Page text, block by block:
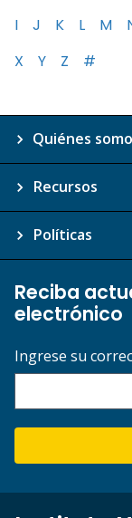
I
J K L M
X
Y Z #
Quiénes
Recursos
Políticas
Reciba
electrónico
Ingrese su